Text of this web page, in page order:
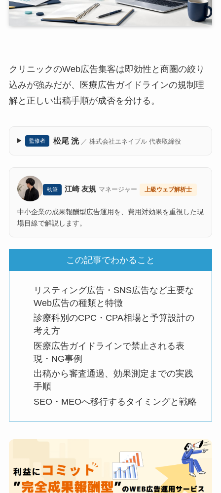
クリニックのWeb広告集客は即効性と商圏の絞り
込みが強みだが、医療広告ガイドラインの規制理
解と正しい出稿手順が成否を分ける。
監修者 松尾 洸／ 株式会社エネイブル 代表取締役
執筆 江崎 友規 マネージャー 上級ウェブ解析士
中小企業の成果報酬型広告運用を、費用対効果を重視した現
場目線で解説します。
この記事でわかること
リスティング広告・SNS広告など主要な
Web広告の種類と特徴
診療科別のCPC・CPA相場と予算設計の
考え方
医療広告ガイドラインで禁止される表
現・NG事例
出稿から審査通過、効果測定までの実践
手順
SEO・MEOへ移行するタイミングと戦略